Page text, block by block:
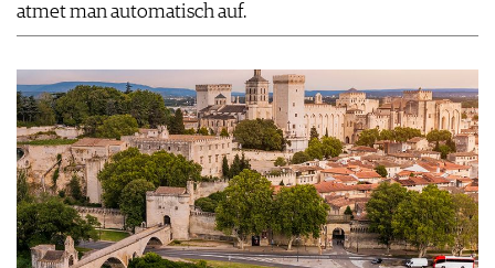
atmet man automatisch auf.